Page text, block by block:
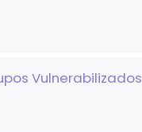
Vulnerabilizados